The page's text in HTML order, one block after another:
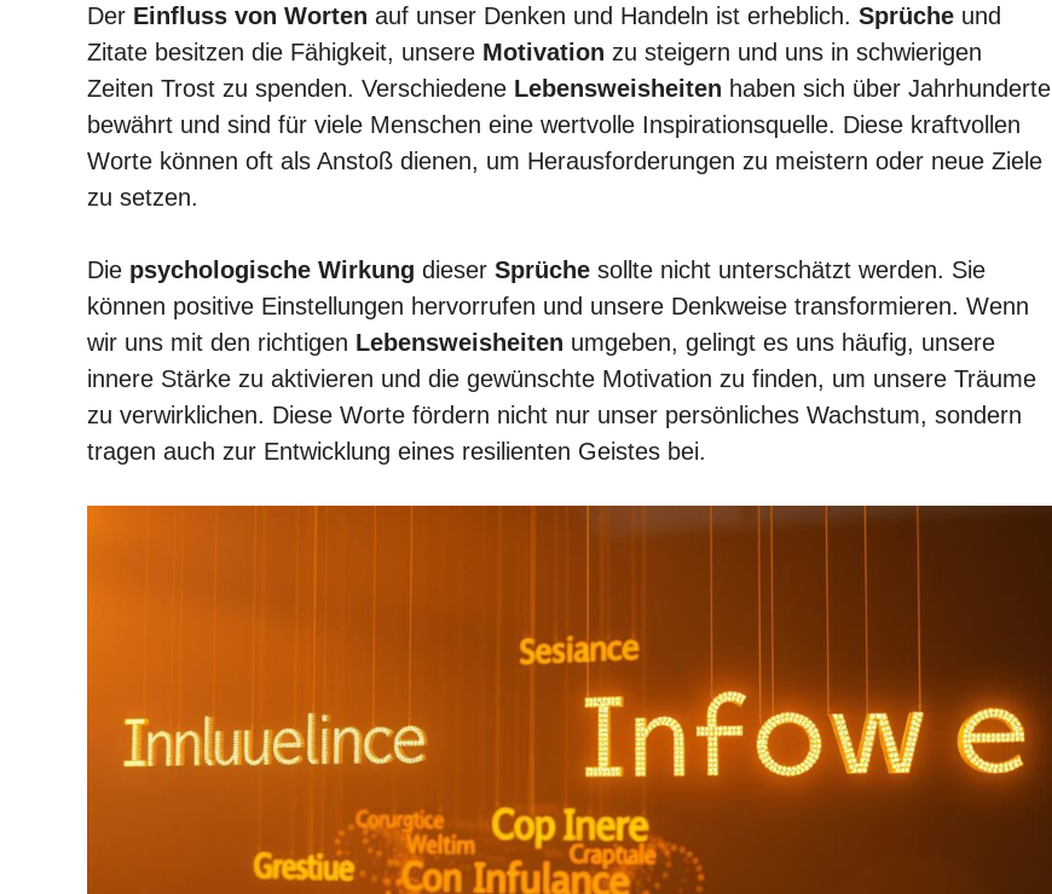
Der Einfluss von Worten auf unser Denken und Handeln ist erheblich. Sprüche und
Zitate besitzen die Fähigkeit, unsere Motivation zu steigern und uns in schwierigen
Zeiten Trost zu spenden. Verschiedene Lebensweisheiten haben sich über Jahrhunderte
bewährt und sind für viele Menschen eine wertvolle Inspirationsquelle. Diese kraftvollen
Worte können oft als Anstoß dienen, um Herausforderungen zu meistern oder neue Ziele
zu setzen.
Die psychologische Wirkung dieser Sprüche sollte nicht unterschätzt werden. Sie
können positive Einstellungen hervorrufen und unsere Denkweise transformieren. Wenn
wir uns mit den richtigen Lebensweisheiten umgeben, gelingt es uns häufig, unsere
innere Stärke zu aktivieren und die gewünschte Motivation zu finden, um unsere Träume
zu verwirklichen. Diese Worte fördern nicht nur unser persönliches Wachstum, sondern
tragen auch zur Entwicklung eines resilienten Geistes bei.